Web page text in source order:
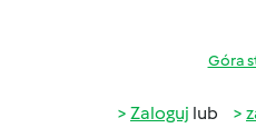
Góra
Zaloguj lub